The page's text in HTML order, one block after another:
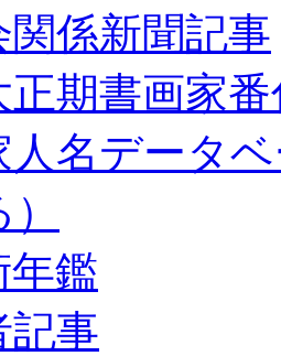
関係新聞記事
正期書画家
人名データ
年鑑
記事